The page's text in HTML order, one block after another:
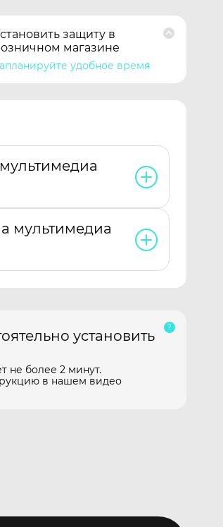
защиту в
магазине
удобное время
мультимедиа
установить
не более 2 минут.
в нашем видео